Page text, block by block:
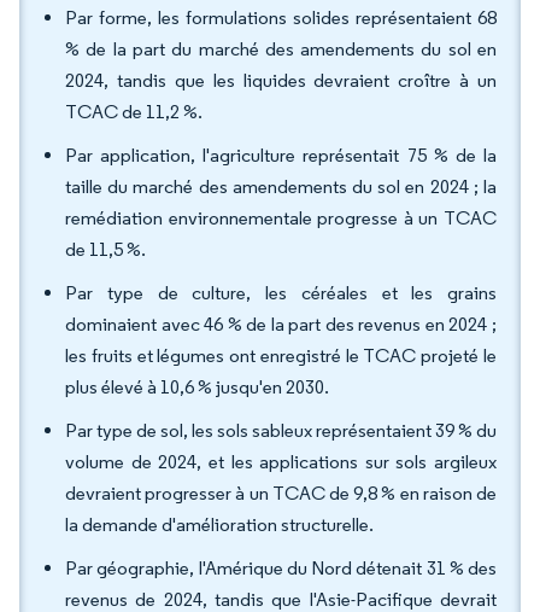
Par forme, les formulations solides représentaient 68
% de la part du marché des amendements du sol en
2024, tandis que les liquides devraient croître à un
TCAC de 11,2 %.
Par application, l'agriculture représentait 75 % de la
taille du marché des amendements du sol en 2024 ; la
remédiation environnementale progresse à un TCAC
de 11,5 %.
Par type de culture, les céréales et les grains
dominaient avec 46 % de la part des revenus en 2024 ;
les fruits et légumes ont enregistré le TCAC projeté le
plus élevé à 10,6 % jusqu'en 2030.
Par type de sol, les sols sableux représentaient 39 % du
volume de 2024, et les applications sur sols argileux
devraient progresser à un TCAC de 9,8 % en raison de
la demande d'amélioration structurelle.
Par géographie, l'Amérique du Nord détenait 31 % des
revenus de 2024, tandis que l'Asie-Pacifique devrait